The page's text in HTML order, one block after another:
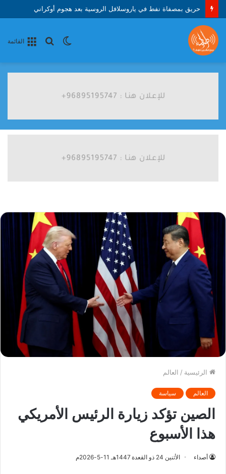
حريق بمصفاة نفط في ياروسلافل الروسية بعد هجوم أوكراني
القائمة
بحث الوضع
الرئيسية / العالم
العالم سياسة
الصين تؤكد زيارة الرئيس الأمريكي
هذا الأسبوع
أصداء الأثنين 24 ذو القعدة 1447هـ 11-5-2026م